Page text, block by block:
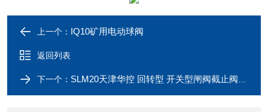
上一个： IQ10矿用电动球阀
返回列表
下一个： SLM20天津华控 回转型 开关型闸阀截止阀电装